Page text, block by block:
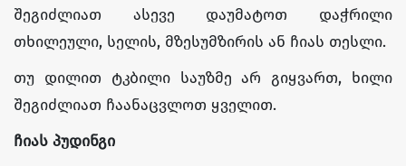
შეგიძლიათ ასევე დაუმატოთ დაჭრილი
თხილეული, სელის, მზესუმზირის ან ჩიას თესლი.
თუ დილით ტკბილი საუზმე არ გიყვართ, ხილი
შეგიძლიათ ჩაანაცვლოთ ყველით.
ჩიას პუდინგი